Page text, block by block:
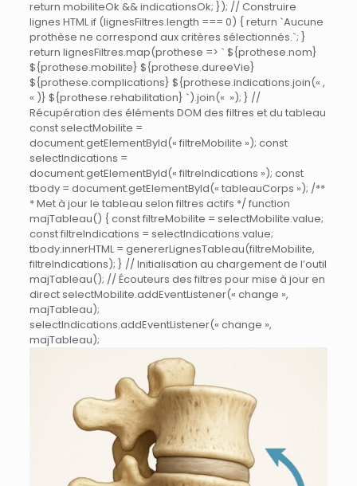
return mobiliteOk && indicationsOk; }); // Construire
lignes HTML if (lignesFiltres.length === 0) { return `Aucune
prothèse ne correspond aux critères sélectionnés.`; }
return lignesFiltres.map(prothese => ` ${prothese.nom}
${prothese.mobilite} ${prothese.dureeVie}
${prothese.complications} ${prothese.indications.join(« ,
« )} ${prothese.rehabilitation} `).join(« »); } //
Récupération des éléments DOM des filtres et du tableau
const selectMobilite =
document.getElementById(« filtreMobilite »); const
selectIndications =
document.getElementById(« filtreIndications »); const
tbody = document.getElementById(« tableauCorps »); /**
* Met à jour le tableau selon filtres actifs */ function
majTableau() { const filtreMobilite = selectMobilite.value;
const filtreIndications = selectIndications.value;
tbody.innerHTML = genererLignesTableau(filtreMobilite,
filtreIndications); } // Initialisation au chargement de l’outil
majTableau(); // Écouteurs des filtres pour mise à jour en
direct selectMobilite.addEventListener(« change »,
majTableau);
selectIndications.addEventListener(« change »,
majTableau);